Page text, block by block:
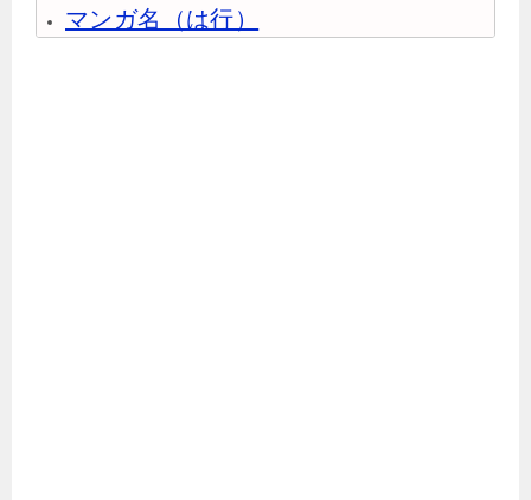
マンガ名（は行）